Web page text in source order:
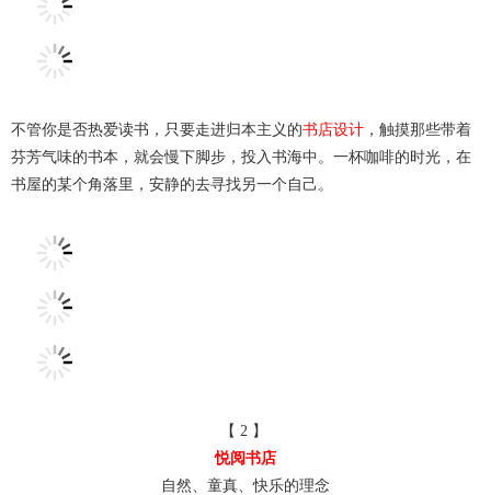
不管你是否热爱读书，只要走进归本主义的书店设计 ，触摸那些带着
芬芳气味的书本，就会慢下脚步，投入书海中。一杯咖啡的时光，在
书屋的某个角落里，安静的去寻找另一个自己。
【 2 】
悦阅书店
自然、童真、快乐的理念